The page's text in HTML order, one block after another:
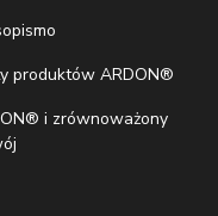
produktów ARDON®
i zrównoważony